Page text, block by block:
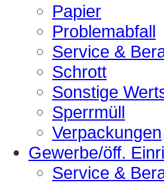
Papier
Problemabfall
Service &
Schrott
Sonstige
Sperrmüll
Verpackungen
Gewerbe/öff.
Service &